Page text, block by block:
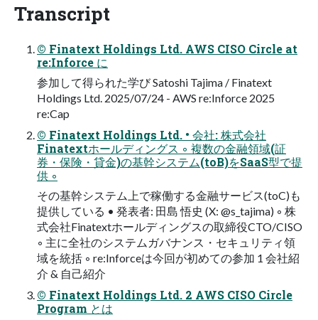
Transcript
© Finatext Holdings Ltd. AWS CISO Circle at
re:Inforce に
参加して得られた学び Satoshi Tajima / Finatext
Holdings Ltd. 2025/07/24 - AWS re:Inforce 2025
re:Cap
© Finatext Holdings Ltd. • 会社: 株式会社
Finatextホールディングス ◦ 複数の金融領域(証
券・保険・貸金)の基幹システム(toB)をSaaS型で提
供 ◦
その基幹システム上で稼働する金融サービス(toC)も
提供している • 発表者: 田島 悟史 (X: @s_tajima) ◦ 株
式会社Finatextホールディングスの取締役CTO/CISO
◦ 主に全社のシステムガバナンス・セキュリティ領
域を統括 ◦ re:Inforceは今回が初めての参加 1 会社紹
介 & 自己紹介
© Finatext Holdings Ltd. 2 AWS CISO Circle
Program とは